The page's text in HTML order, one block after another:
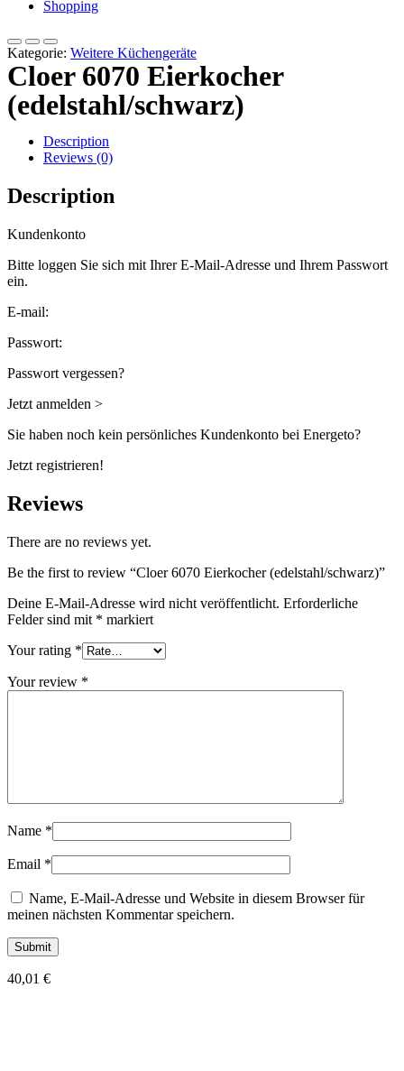
Shopping
Kategorie: Weitere Küchengeräte
Cloer 6070 Eierkocher
(edelstahl/schwarz)
Description
Reviews (0)
Description
Kundenkonto
Bitte loggen Sie sich mit Ihrer E-Mail-Adresse und Ihrem Passwort
ein.
E-mail:
Passwort:
Passwort vergessen?
Jetzt anmelden >
Sie haben noch kein persönliches Kundenkonto bei Energeto?
Jetzt registrieren!
Reviews
There are no reviews yet.
Be the first to review “Cloer 6070 Eierkocher (edelstahl/schwarz)”
Deine E-Mail-Adresse wird nicht veröffentlicht. Erforderliche
Felder sind mit * markiert
Your rating *
Your review *
Name *
Email *
Name, E-Mail-Adresse und Website in diesem Browser für
meinen nächsten Kommentar speichern.
40,01 €